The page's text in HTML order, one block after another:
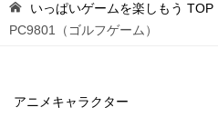
いっぱいゲームを楽しもう TOP
PC9801（ゴルフゲーム）
アニメキャラクター